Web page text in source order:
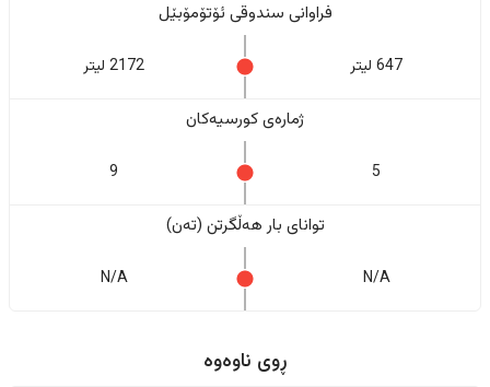
فراوانی سندوقی ئۆتۆمۆبێل
647 لیتر 2172 لیتر
ژمارەی کورسیەکان
5
9
تواناى بار هەڵگرتن (تەن)
N/A
N/A
ڕوی ناوەوە